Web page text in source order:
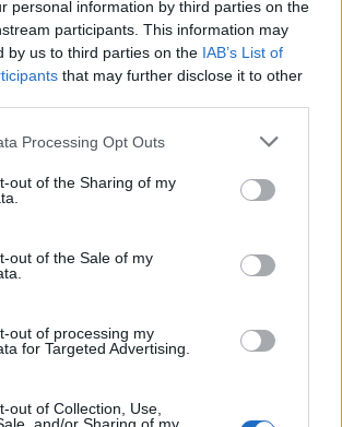
personal information by third parties on the
participants. This information may
by us to third parties on the IAB’s List of
that may further disclose it to other
Processing Opt Outs
out of the Sharing of my
out of the Sale of my
out of processing my
for Targeted Advertising.
out of Collection, Use,